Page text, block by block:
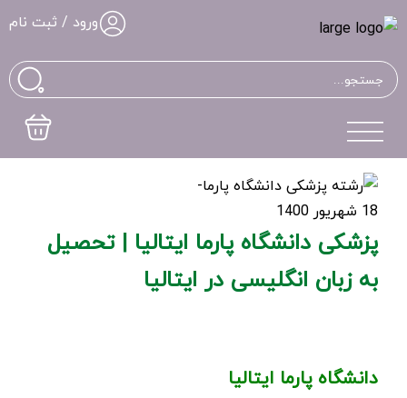
ورود / ثبت نام
18 شهریور 1400
پزشکی دانشگاه پارما ایتالیا | تحصیل
به زبان انگلیسی در ایتالیا
دانشگاه پارما ایتالیا